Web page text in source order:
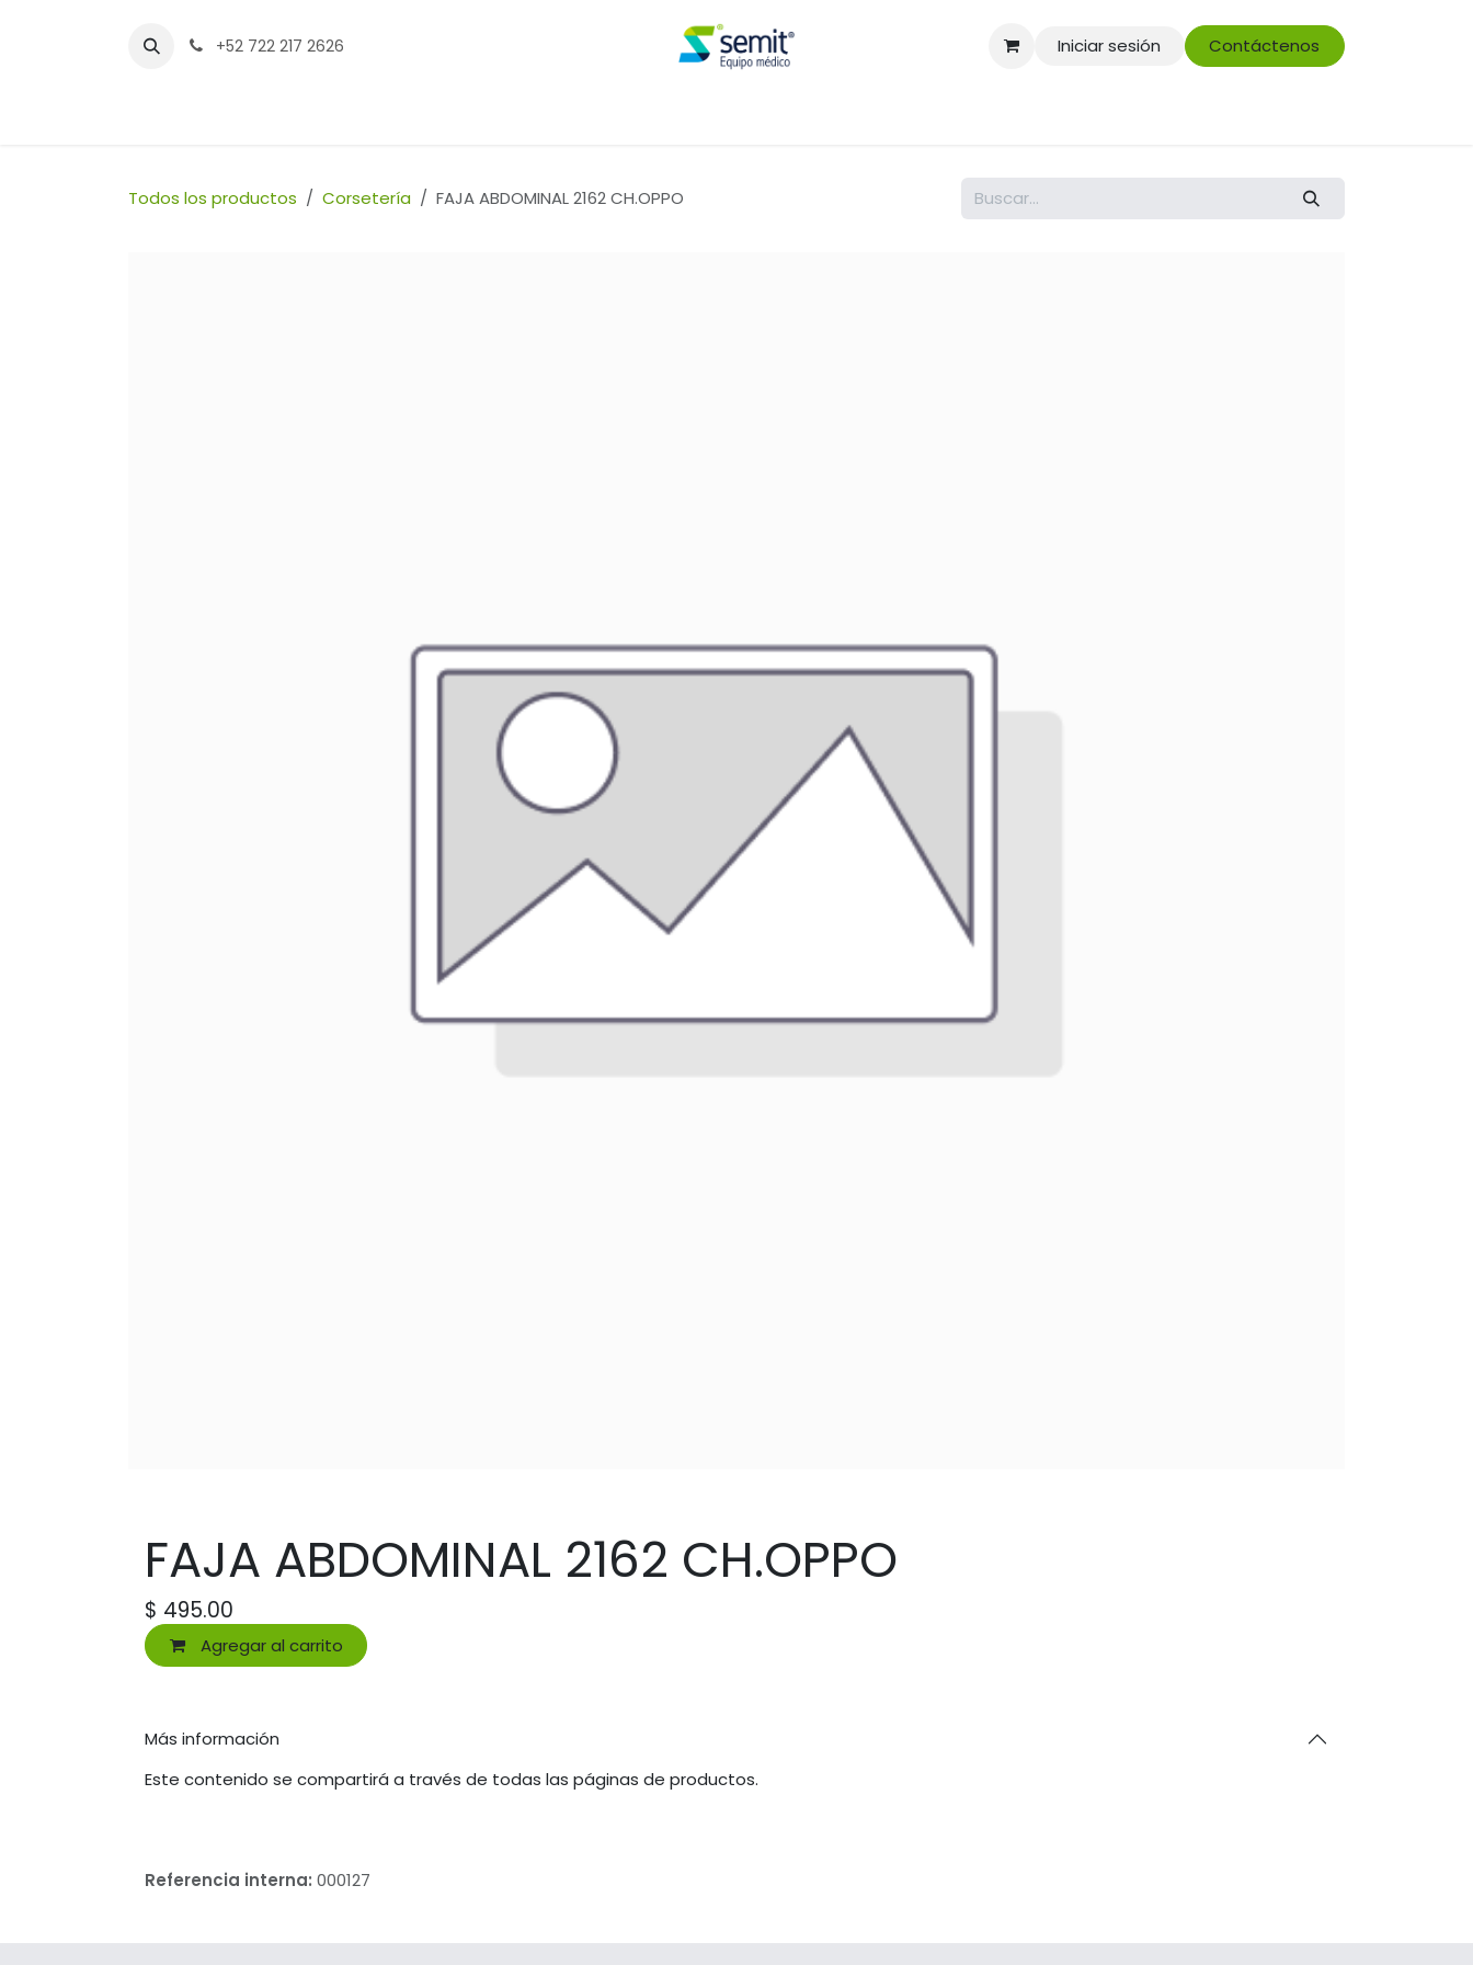
+52 722 217 2626 Iniciar sesión Contáctenos
Todos los productos Corsetería FAJA ABDOMINAL 2162 CH.OPPO
FAJA ABDOMINAL 2162 CH.OPPO
$ 495.00
Agregar al carrito
Más información
Este contenido se compartirá a través de todas las páginas de productos.
Referencia interna: 000127